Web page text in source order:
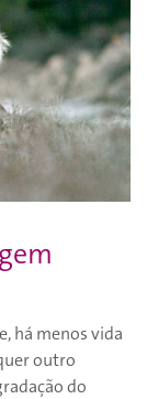
há menos vida
outro
do